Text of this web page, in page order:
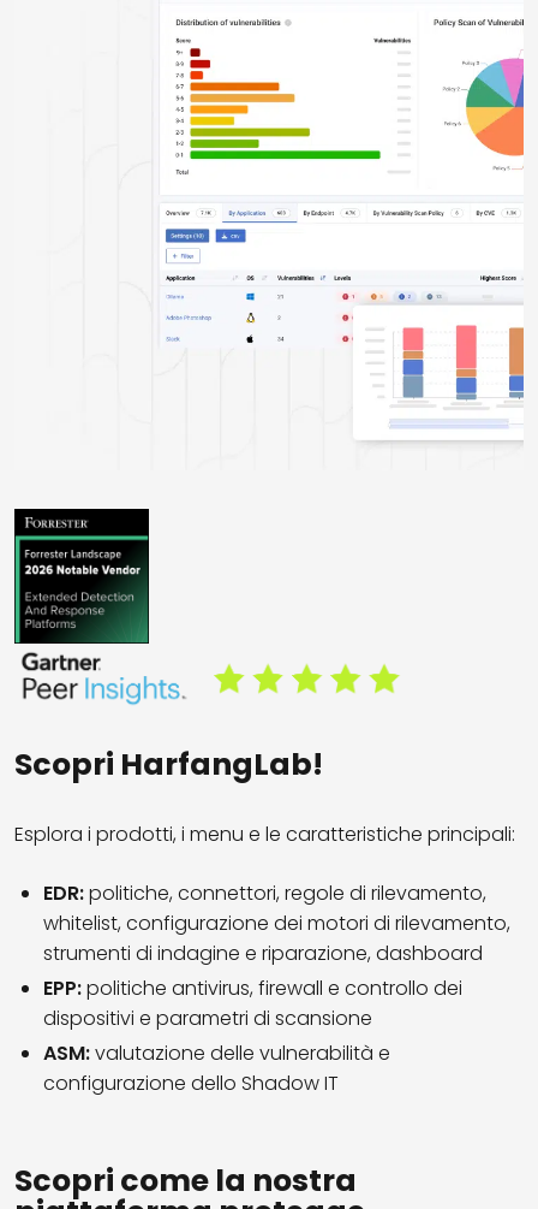
Scopri HarfangLab!
Esplora i prodotti, i menu e le caratteristiche principali:
EDR:politiche, connettori, regole di rilevamento,
whitelist, configurazione dei motori di rilevamento,
strumenti di indagine e riparazione, dashboard
EPP:politiche antivirus, firewall e controllo dei
dispositivi e parametri di scansione
ASM:valutazione delle vulnerabilità e
configurazione dello Shadow IT
Scopri come la nostra